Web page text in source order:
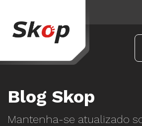
Blog Skop
Mantenha-se atualizado